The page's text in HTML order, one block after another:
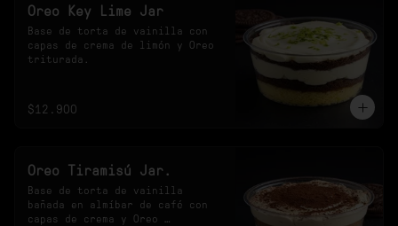
Oreo Key Lime Jar
Base de torta de vainilla con
capas de crema de limón y Oreo
triturada.
$12.900
Oreo Tiramisú Jar.
Base de torta de vainilla
bañada en almíbar de café con
capas de crema y Oreo